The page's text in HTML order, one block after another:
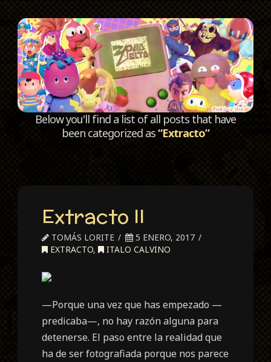
Below you'll find a list of all posts that have
been categorized as“Extracto”
Extracto II
TOMÁS LORITE
5 ENERO, 2017
EXTRACTO, ITALO CALVINO
—Porque una vez que has empezado —
predicaba—, no hay razón alguna para
detenerse. El paso entre la realidad que
ha de ser fotografiada porque nos parece